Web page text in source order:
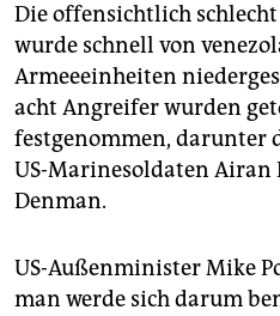
Die offensichtlich
wurde schnell von
Armeeeinheiten
acht Angreifer wurden
festgenommen, darunter
US-Marinesoldaten Airan
Denman.
US-Außenminister Mike
man werde sich darum